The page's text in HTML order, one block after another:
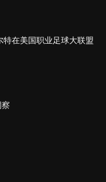
特在美国职业足球大联盟